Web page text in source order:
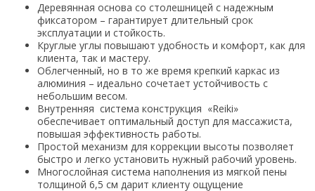
Деревянная основа со столешницей с надежным
фиксатором – гарантирует длительный срок
эксплуатации и стойкость.
Круглые углы повышают удобность и комфорт, как для
клиента, так и мастеру.
Облегченный, но в то же время крепкий каркас из
алюминия – идеально сочетает устойчивость с
небольшим весом.
Внутренняя система конструкция «Reiki»
обеспечивает оптимальный доступ для массажиста,
повышая эффективность работы.
Простой механизм для коррекции высоты позволяет
быстро и легко установить нужный рабочий уровень.
Многослойная система наполнения из мягкой пены
толщиной 6,5 см дарит клиенту ощущение